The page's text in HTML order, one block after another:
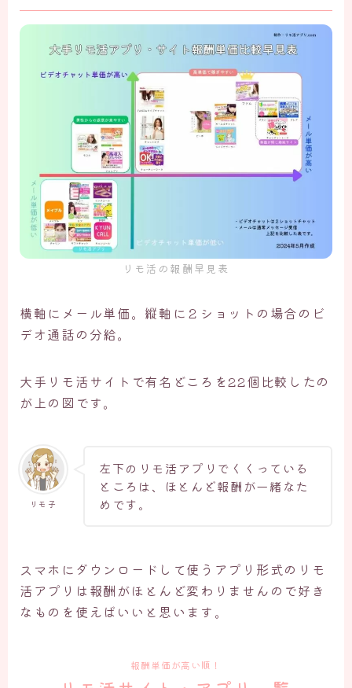
リモ活の報酬早見表
横軸にメール単価。縦軸に２ショットの場合のビ
デオ通話の分給。
大手リモ活サイトで有名どころを22個比較したの
が上の図です。
リモ子
左下のリモ活アプリでくくっている
ところは、ほとんど報酬が一緒なた
めです。
スマホにダウンロードして使うアプリ形式のリモ
活アプリは報酬がほとんど変わりませんので好き
なものを使えばいいと思います。
報酬単価が高い順！